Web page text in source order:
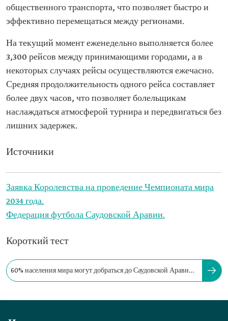
общественного транспорта, что позволяет быстро и
эффективно перемещаться между регионами.
На текущий момент еженедельно выполняется более
3,300 рейсов между принимающими городами, а в
некоторых случаях рейсы осуществляются ежечасно.
Средняя продолжительность одного рейса составляет
более двух часов, что позволяет болельщикам
наслаждаться атмосферой турнира и передвигаться без
лишних задержек.
Источники
Заявка Королевства на проведение Чемпионата мира
2034 года.
Федерация футбола Саудовской Аравии.
Короткий тест
60% населения мира могут добраться до Саудовской Аравии